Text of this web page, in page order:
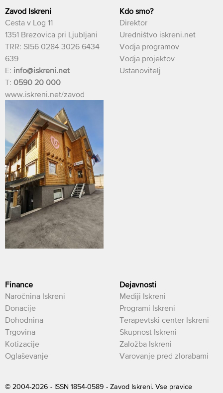
Zavod Iskreni
Cesta v Log 11
1351 Brezovica pri Ljubljani
TRR: SI56 0284 3026 6434
639
E: info@iskreni.net
T: 0590 20 000
www.iskreni.net/zavod
Kdo smo?
Direktor
Uredništvo iskreni.net
Vodja programov
Vodja projektov
Ustanovitelj
Finance
Naročnina Iskreni
Donacije
Dohodnina
Trgovina
Kotizacije
Oglaševanje
Dejavnosti
Mediji Iskreni
Programi Iskreni
Terapevtski center Iskreni
Skupnost Iskreni
Založba Iskreni
Varovanje pred zlorabami
© 2004-2026 - ISSN 1854-0589 - Zavod Iskreni. Vse pravice